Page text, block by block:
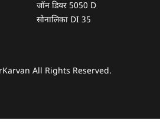
जॉन डियर 5050 D
सोनालिका DI 35
All Rights Reserved.